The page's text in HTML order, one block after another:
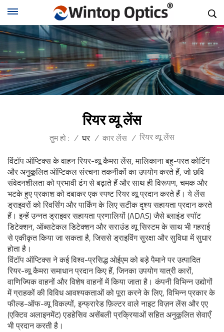
रियर व्यू लेंस
तुम हो : / घर / कार लेंस / रियर व्यू लेंस
विंटॉप ऑप्टिक्स के वाहन रियर-व्यू कैमरा लेंस, मालिकाना बहु-परत कोटिंग
और अनुकूलित ऑप्टिकल संरचना तकनीकों का उपयोग करते हैं, जो छवि
संवेदनशीलता को प्रभावी ढंग से बढ़ाते हैं और साथ ही विरूपण, चमक और
भटके हुए प्रकाश को दबाकर एक स्पष्ट रियर व्यू प्रदान करते हैं। ये लेंस
ड्राइवरों को रिवर्सिंग और पार्किंग के लिए सटीक दृश्य सहायता प्रदान करते
हैं। इन्हें उन्नत ड्राइवर सहायता प्रणालियों (ADAS) जैसे ब्लाइंड स्पॉट
डिटेक्शन, ऑब्सटेकल डिटेक्शन और सराउंड व्यू सिस्टम के साथ भी गहराई
से एकीकृत किया जा सकता है, जिससे ड्राइविंग सुरक्षा और सुविधा में सुधार
होता है।
विंटॉप ऑप्टिक्स ने कई विश्व-प्रसिद्ध ओईएम को बड़े पैमाने पर उत्पादित
रियर-व्यू कैमरा समाधान प्रदान किए हैं, जिनका उपयोग यात्री कारों,
वाणिज्यिक वाहनों और विशेष वाहनों में किया जाता है। कंपनी विभिन्न उद्योगों
में ग्राहकों की विविध आवश्यकताओं को पूरा करने के लिए, विभिन्न प्रकार के
फील्ड-ऑफ-व्यू विकल्पों, इन्फ्रारेड फ़िल्टर वाले नाइट विज़न लेंस और एए
(एक्टिव अलाइनमेंट) एडहेसिव असेंबली प्रक्रियाओं सहित अनुकूलित सेवाएँ
भी प्रदान करती है।